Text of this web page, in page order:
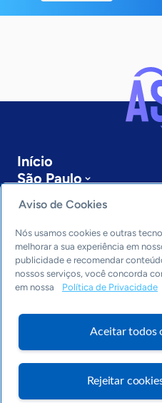
Início
São Paulo
Sobre a ASN
Últimas notícias
Entre em contato
Editorias
Economia & Política
Inovação & Tecnologia
Cultura
Arquivo
Aviso de Cookies
Nós usamos cookies e outras
melhorar a sua experiência em
publicidade e recomendar
nossos serviços, você concorda
em nossa
Política de Privacidade
Aceitar todos
Rejeitar